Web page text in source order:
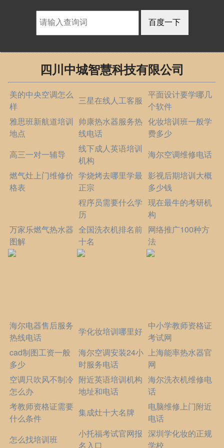
四川中城智慧科技有限公司
美的中央空调怎么
样
三星在线人工客服
平面设计要学哪几
个软件
雅思班新航道培训
地点
帅康热水器服务热
线电话
化妆培训班一般学
费多少
高三一对一辅导
线下成人英语培训
机构
海尔空调维修电话
燃气灶上门维修价
格表
学烧烤去哪里学最
正宗
影视后期培训大概
多少钱
程序员需要什么学
历
现在最牛的考研机
构
万家乐燃气热水器
图解
全国洗衣机排名前
十名
网络推广100种方
法
海尔电器售后服务
热线电话
学化妆培训哪里好
中小学教师资格证
考试网
cad制图工资一般
多少
海尔空调安装24小
时服务电话
上海能率热水器官
网
空调只吹风不制冷
怎么办
附近英语培训机构
地址和电话
海尔洗衣机维修电
话
考教师资格证需要
什么条件
集成灶十大名牌
电脑维修上门附近
电话
怎么找培训班
小托福考试官网报
名入口
深圳学化妆的正规
学校